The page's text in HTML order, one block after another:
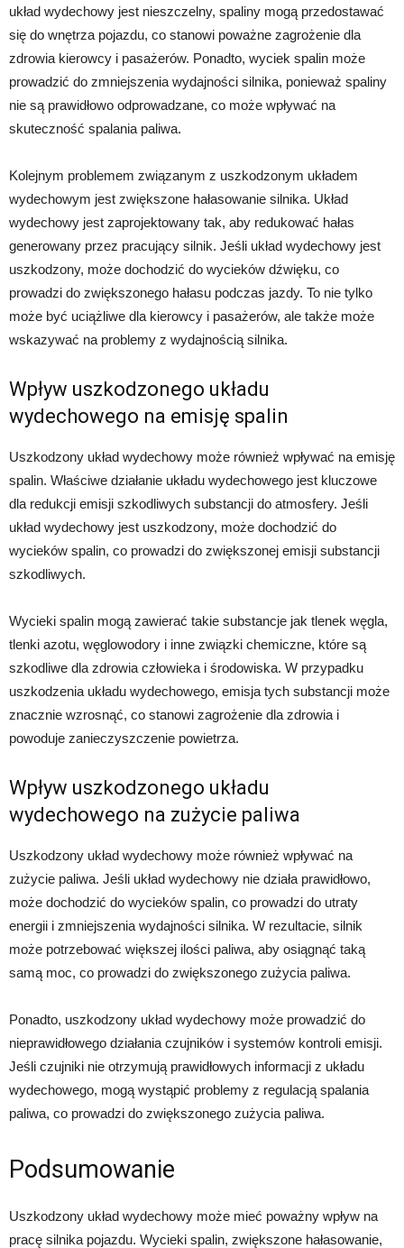
układ wydechowy jest nieszczelny, spaliny mogą przedostawać
się do wnętrza pojazdu, co stanowi poważne zagrożenie dla
zdrowia kierowcy i pasażerów. Ponadto, wyciek spalin może
prowadzić do zmniejszenia wydajności silnika, ponieważ spaliny
nie są prawidłowo odprowadzane, co może wpływać na
skuteczność spalania paliwa.
Kolejnym problemem związanym z uszkodzonym układem
wydechowym jest zwiększone hałasowanie silnika. Układ
wydechowy jest zaprojektowany tak, aby redukować hałas
generowany przez pracujący silnik. Jeśli układ wydechowy jest
uszkodzony, może dochodzić do wycieków dźwięku, co
prowadzi do zwiększonego hałasu podczas jazdy. To nie tylko
może być uciążliwe dla kierowcy i pasażerów, ale także może
wskazywać na problemy z wydajnością silnika.
Wpływ uszkodzonego układu
wydechowego na emisję spalin
Uszkodzony układ wydechowy może również wpływać na emisję
spalin. Właściwe działanie układu wydechowego jest kluczowe
dla redukcji emisji szkodliwych substancji do atmosfery. Jeśli
układ wydechowy jest uszkodzony, może dochodzić do
wycieków spalin, co prowadzi do zwiększonej emisji substancji
szkodliwych.
Wycieki spalin mogą zawierać takie substancje jak tlenek węgla,
tlenki azotu, węglowodory i inne związki chemiczne, które są
szkodliwe dla zdrowia człowieka i środowiska. W przypadku
uszkodzenia układu wydechowego, emisja tych substancji może
znacznie wzrosnąć, co stanowi zagrożenie dla zdrowia i
powoduje zanieczyszczenie powietrza.
Wpływ uszkodzonego układu
wydechowego na zużycie paliwa
Uszkodzony układ wydechowy może również wpływać na
zużycie paliwa. Jeśli układ wydechowy nie działa prawidłowo,
może dochodzić do wycieków spalin, co prowadzi do utraty
energii i zmniejszenia wydajności silnika. W rezultacie, silnik
może potrzebować większej ilości paliwa, aby osiągnąć taką
samą moc, co prowadzi do zwiększonego zużycia paliwa.
Ponadto, uszkodzony układ wydechowy może prowadzić do
nieprawidłowego działania czujników i systemów kontroli emisji.
Jeśli czujniki nie otrzymują prawidłowych informacji z układu
wydechowego, mogą wystąpić problemy z regulacją spalania
paliwa, co prowadzi do zwiększonego zużycia paliwa.
Podsumowanie
Uszkodzony układ wydechowy może mieć poważny wpływ na
pracę silnika pojazdu. Wycieki spalin, zwiększone hałasowanie,